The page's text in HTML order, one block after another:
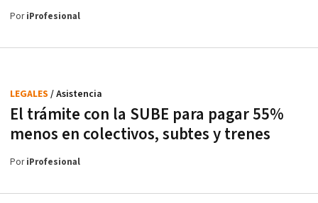
PoriProfesional
El trámite con la SUBE para pagar 55%
menos en colectivos, subtes y trenes
LEGALES / Asistencia
PoriProfesional